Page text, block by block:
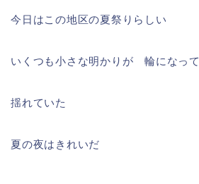
今日はこの地区の夏祭りらしい
いくつも小さな明かりが 輪になって
揺れていた
夏の夜はきれいだ